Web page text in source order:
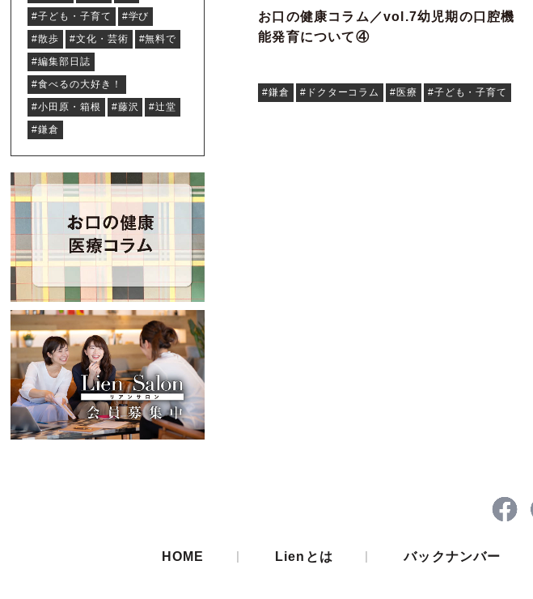
#子ども・子育て
#学び
#散歩
#文化・芸術
#無料で
#編集部日誌
#食べるの大好き！
#小田原・箱根
#藤沢
#辻堂
#鎌倉
お口の健康コラム／vol.7幼児期の口腔機
能発育について④
#鎌倉 #ドクターコラム #医療 #子ども・子育て
HOME | Lienとは | バックナンバー